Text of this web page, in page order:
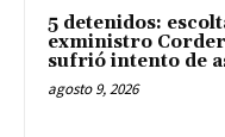
5 detenidos:
exministro
sufrió intento de
agosto 9, 2026